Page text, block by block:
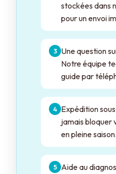
stockées dans
pour un envoi
Une question
Notre équipe
guide par
Expédition
jamais bloquer
en pleine saison.
Aide au